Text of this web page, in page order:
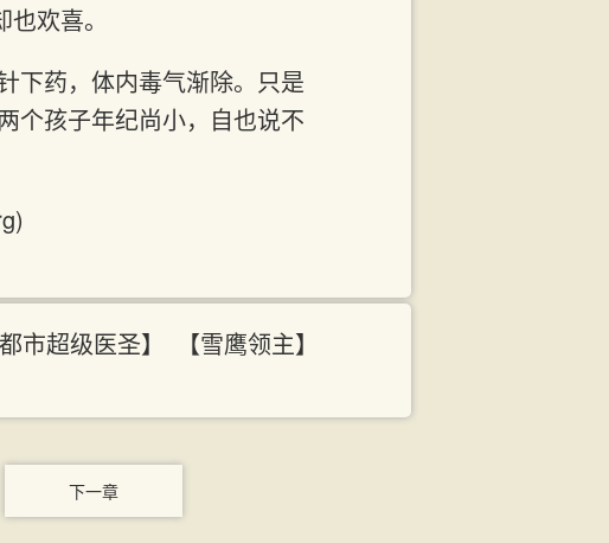
欢喜。
下药，体内毒气渐除。只是
个孩子年纪尚小，自也说不
都市超级医圣】
【雪鹰领主】
下一章